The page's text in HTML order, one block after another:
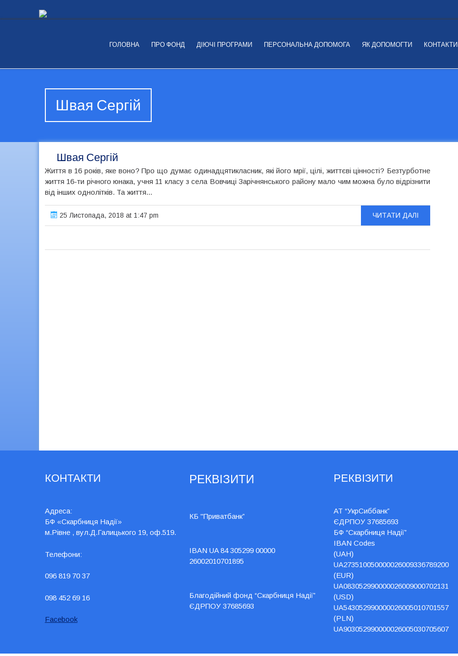
ГОЛОВНА ПРО ФОНД ДІЮЧІ ПРОГРАМИ ПЕРСОНАЛЬНА ДОПОМОГА ЯК ДОПОМОГТИ КОНТАКТИ
Швая Сергій
Швая Сергій
Життя в 16 років, яке воно? Про що думає одинадцятикласник, які його мрії, цілі, життєві цінності? Безтурботне
життя 16-ти річного юнака, учня 11 класу з села Вовчиці Зарічнянського району мало чим можна було відрізнити
від інших однолітків. Та життя...
25 Листопада, 2018 at 1:47 pm ЧИТАТИ ДАЛІ
КОНТАКТИ
Адреса:
БФ «Скарбниця Надії»
м.Рівне , вул.Д.Галицького 19, оф.519.
Телефони:
096 819 70 37
098 452 69 16
Facebook
РЕКВІЗИТИ
КБ "Приватбанк”
IBAN UA 84 305299 00000
26002010701895
Благодійний фонд “Скарбниця Надії”
ЄДРПОУ 37685693
РЕКВІЗИТИ
АТ “УкрСиббанк”
ЄДРПОУ 37685693
БФ “Скарбниця Надії”
IBAN Codes
(UAH)
UA273510050000026009336789200
(EUR)
UA083052990000026009000702131
(USD)
UA543052990000026005010701557
(PLN)
UA903052990000026005030705607